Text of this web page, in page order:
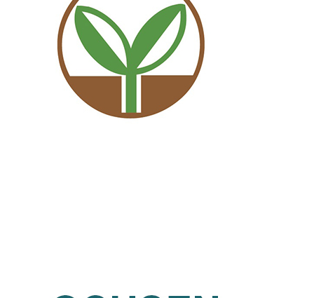
Agrarni komora ceske republiky (AGRO CR) (Agrarian
Chamber of Czech Republic)
Czech Republic Partners